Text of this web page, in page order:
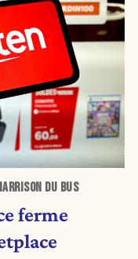
DU BUS
ferme